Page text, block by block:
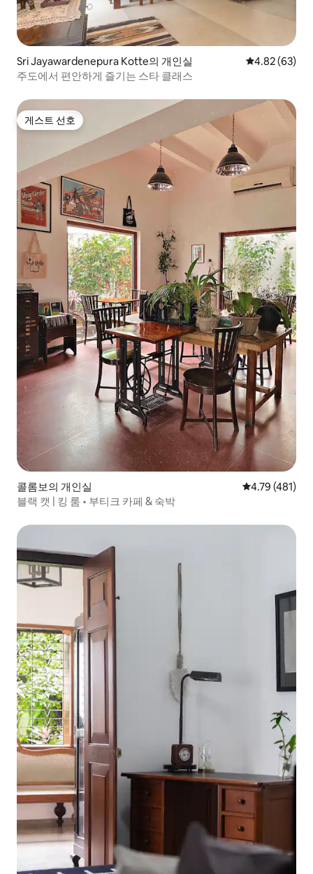
Sri Jayawardenepura Kotte의 개인실 평점 4.82점(5
4.82 (63)
주도에서 편안하게 즐기는 스타 클래스
게스트 선호
게스트 선호
콜롬보의 개인실 평점 4.79점(5
4.79 (481)
블랙 캣 | 킹 룸 • 부티크 카페 & 숙박